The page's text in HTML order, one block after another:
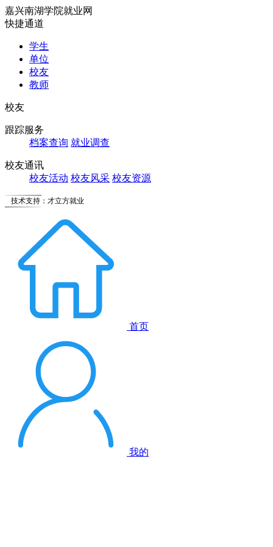
嘉兴南湖学院就业网
快捷通道
学生
单位
校友
教师
校友
跟踪服务
档案查询 就业调查
校友通讯
校友活动 校友风采 校友资源
技术支持：才立方就业
首页
我的